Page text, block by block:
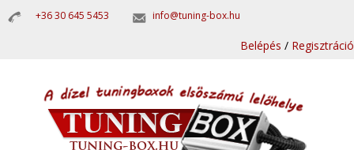
+36 30 645 5453 info@tuning-box.hu
Belépés / Regisztráció